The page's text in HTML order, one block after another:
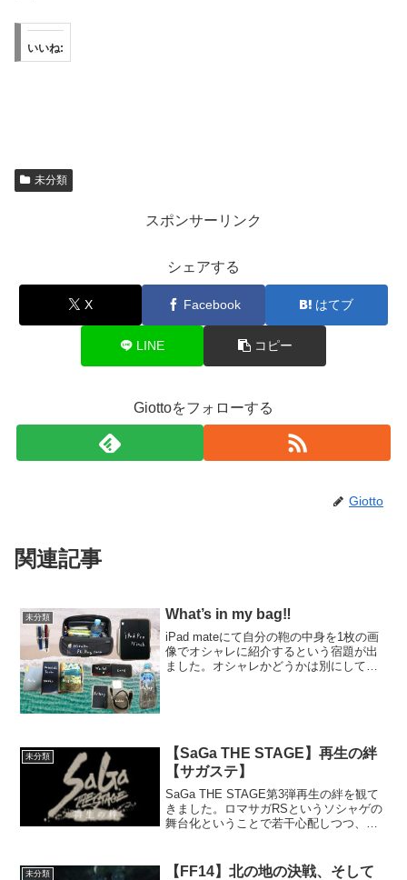
いいね:
未分類
スポンサーリンク
シェアする
X Facebook はてブ
LINE コピー
Giottoをフォローする
Giotto
関連記事
未分類 What’s in my bag‼︎
iPad mateにて自分の鞄の中身を1枚の画
像でオシャレに紹介するという宿題が出
ました。オシャレかどうかは別にして宿
未分類
【SaGa THE STAGE】再生の絆
【サガステ】
SaGa THE STAGE第3弾再生の絆を観て
きました。ロマサガRSというソシャゲの
舞台化ということで若干心配しつつ、こ
未分類
【FF14】北の地の決戦、そして